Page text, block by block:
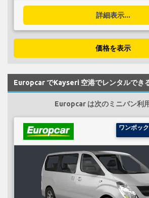
詳細表示...
価格を表示
Europcar でKayseri 空港でレンタルでき
Europcar は次のミニバン利
ワンボッ